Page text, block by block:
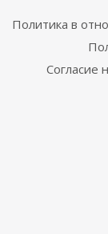
Политика в
Согласие